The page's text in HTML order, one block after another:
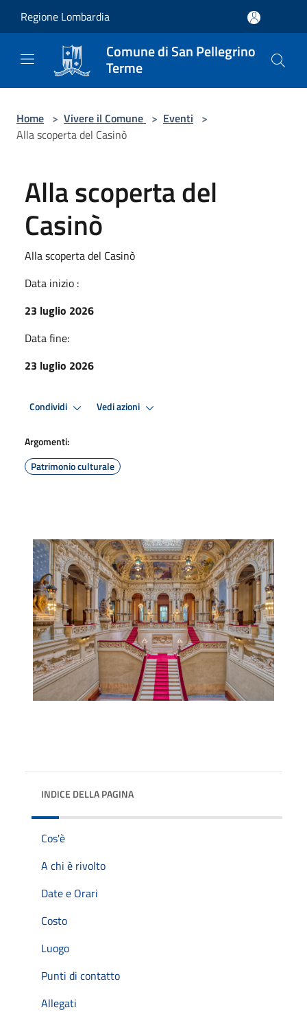
Regione Lombardia
Comune di San Pellegrino
Terme
Home > Vivere il Comune > Eventi >
Alla scoperta del Casinò
Alla scoperta del
Casinò
Alla scoperta del Casinò
Data inizio :
23 luglio 2026
Data fine:
23 luglio 2026
Condividi Vedi azioni
Argomenti:
Patrimonio culturale
INDICE DELLA PAGINA
Cos'è
A chi è rivolto
Date e Orari
Costo
Luogo
Punti di contatto
Allegati